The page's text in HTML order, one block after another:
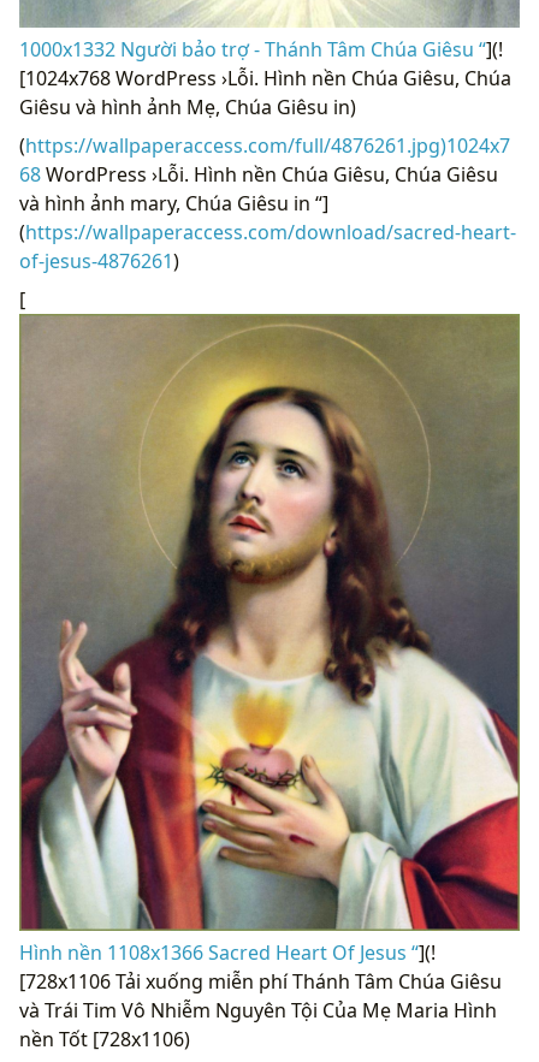
1000x1332 Người bảo trợ - Thánh Tâm Chúa Giêsu “](!
[1024x768 WordPress ›Lỗi. Hình nền Chúa Giêsu, Chúa
Giêsu và hình ảnh Mẹ, Chúa Giêsu in)
(https://wallpaperaccess.com/full/4876261.jpg)1024x7
68WordPress ›Lỗi. Hình nền Chúa Giêsu, Chúa Giêsu
và hình ảnh mary, Chúa Giêsu in “]
(https://wallpaperaccess.com/download/sacred-heart-
of-jesus-4876261)
[
Hình nền 1108x1366 Sacred Heart Of Jesus “](!
[728x1106 Tải xuống miễn phí Thánh Tâm Chúa Giêsu
và Trái Tim Vô Nhiễm Nguyên Tội Của Mẹ Maria Hình
nền Tốt [728x1106)